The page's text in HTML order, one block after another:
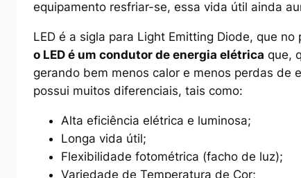
equipamento resfriar-se, essa vida útil ainda
LED é a sigla para Light Emitting Diode, que no
o LED é um condutor de energia elétrica que,
gerando bem menos calor e menos perdas de
possui muitos diferenciais, tais como:
Alta eficiência elétrica e luminosa;
Longa vida útil;
Flexibilidade fotométrica (facho de luz);
Variedade de Temperatura de Cor;